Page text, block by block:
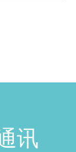
讯​​​​​​​